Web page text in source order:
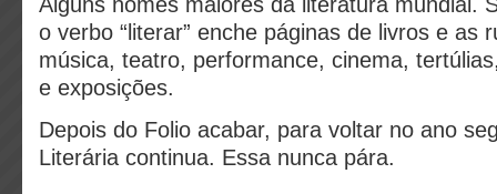
o verbo “literar” enche páginas de livros e as
música, teatro, performance, cinema,
e exposições.
Depois do Folio acabar, para voltar no ano
Literária continua. Essa nunca pára.